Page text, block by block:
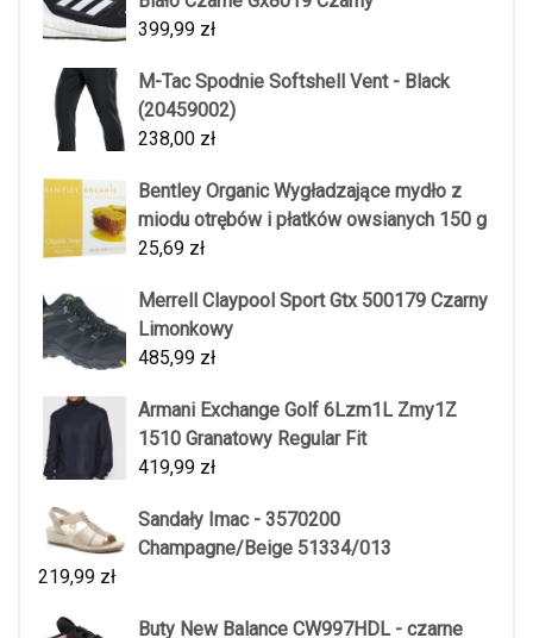
399,99 zł
M-Tac Spodnie Softshell Vent - Black
(20459002)
238,00 zł
Bentley Organic Wygładzające mydło z
miodu otrębów i płatków owsianych 150 g
25,69 zł
Merrell Claypool Sport Gtx 500179 Czarny
Limonkowy
485,99 zł
Armani Exchange Golf 6Lzm1L Zmy1Z
1510 Granatowy Regular Fit
419,99 zł
Sandały Imac - 3570200
Champagne/Beige 51334/013
219,99 zł
Buty New Balance CW997HDL - czarne